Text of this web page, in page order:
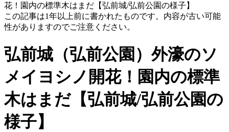
花！園内の標準木はまだ【弘前城/弘前公園の様子】
この記事は1年以上前に書かれたものです。内容が古い可能
性がありますのでご注意ください。
弘前城（弘前公園）外濠のソ
メイヨシノ開花！園内の標準
木はまだ【弘前城/弘前公園の
様子】